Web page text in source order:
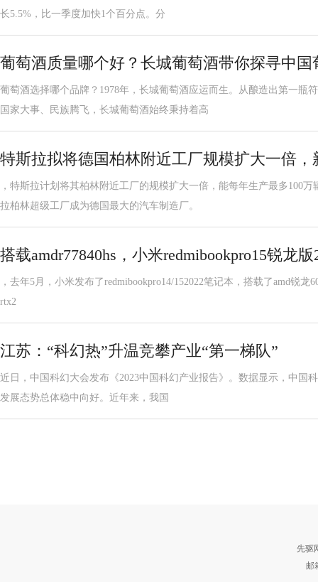
长5.5%，比一季度加快1个百分点。分
葡萄酒质量哪个好？长城葡萄酒带你探寻中
葡萄酒选择哪个品牌？1978年，长城葡萄酒应运而生。从酿造出第一瓶
国家大事、民族腾飞，长城葡萄酒始终秉持着高
特斯拉拟将德国柏林附近工厂规模扩大一倍，
，特斯拉计划将其柏林附近工厂的规模扩大一倍，能每年生产最多100
拉柏林超级工厂成为德国最大的汽车制造厂。
搭载amdr77840hs，小米redmibookpro15锐龙版
，去年5月，小米发布了redmibookpro14/152022笔记本，搭载了amd锐龙
rtx2
江苏：“科幻热”升温竞攀产业“第一梯队”
近日，中国科幻大会发布《2023中国科幻产业报告》。数据显示，中国
发展态势总体稳中向好。近年来，我国
先驱
邮